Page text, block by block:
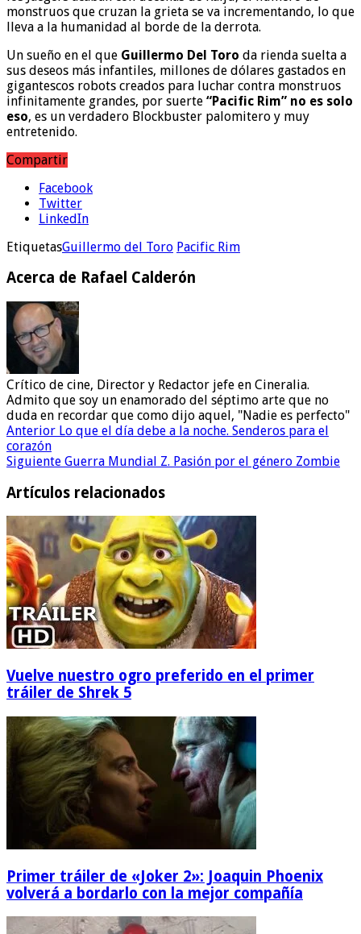
monstruos que cruzan la grieta se va incrementando, lo que
lleva a la humanidad al borde de la derrota.
Un sueño en el que Guillermo Del Toro da rienda suelta a
sus deseos más infantiles, millones de dólares gastados en
gigantescos robots creados para luchar contra monstruos
infinitamente grandes, por suerte “Pacific Rim” no es solo
eso, es un verdadero Blockbuster palomitero y muy
entretenido.
Compartir
Facebook
Twitter
LinkedIn
EtiquetasGuillermo del Toro Pacific Rim
Acerca de Rafael Calderón
Crítico de cine, Director y Redactor jefe en Cineralia.
Admito que soy un enamorado del séptimo arte que no
duda en recordar que como dijo aquel, "Nadie es perfecto"
Anterior Lo que el día debe a la noche. Senderos para el
corazón
Siguiente Guerra Mundial Z. Pasión por el género Zombie
Artículos relacionados
Vuelve nuestro ogro preferido en el primer
tráiler de Shrek 5
Primer tráiler de «Joker 2»: Joaquin Phoenix
volverá a bordarlo con la mejor compañía